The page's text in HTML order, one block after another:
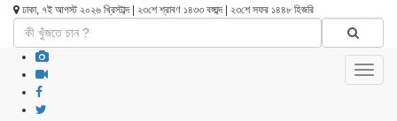
ঢাকা, ৭ই আগস্ট ২০২৬ খ্রিস্টাব্দ | ২৩শে শ্রাবণ ১৪৩৩ বঙ্গাব্দ | ২৩শে সফর ১৪৪৮ হিজরি